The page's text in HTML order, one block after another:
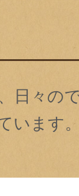
日々の
います